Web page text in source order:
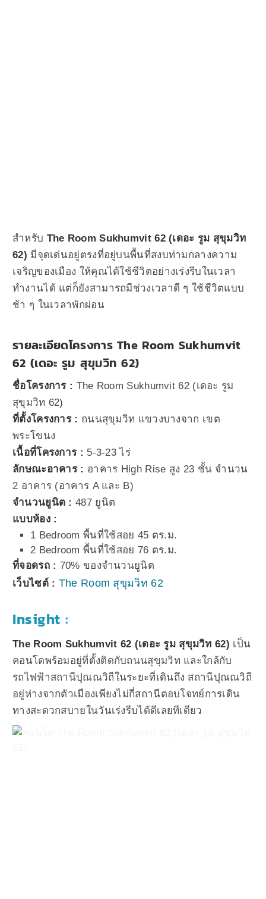
สำหรับ The Room Sukhumvit 62 (เดอะ รูม สุขุมวิท
62) มีจุดเด่นอยู่ตรงที่อยู่บนพื้นที่สงบท่ามกลางความ
เจริญของเมือง ให้คุณได้ใช้ชีวิตอย่างเร่งรีบในเวลา
ทำงานได้ แต่ก็ยังสามารถมีช่วงเวลาดี ๆ ใช้ชีวิตแบบ
ช้า ๆ ในเวลาพักผ่อน
รายละเอียดโครงการ The Room Sukhumvit
62 (เดอะ รูม สุขุมวิท 62)
ชื่อโครงการ : The Room Sukhumvit 62 (เดอะ รูม
สุขุมวิท 62)
ที่ตั้งโครงการ : ถนนสุขุมวิท แขวงบางจาก เขต
พระโขนง
เนื้อที่โครงการ : 5-3-23 ไร่
ลักษณะอาคาร : อาคาร High Rise สูง 23 ชั้น จำนวน
2 อาคาร (อาคาร A และ B)
จำนวนยูนิต : 487 ยูนิต
แบบห้อง :
1 Bedroom พื้นที่ใช้สอย 45 ตร.ม.
2 Bedroom พื้นที่ใช้สอย 76 ตร.ม.
ที่จอดรถ : 70% ของจำนวนยูนิต
เว็บไซต์ : The Room สุขุมวิท 62
Insight :
The Room Sukhumvit 62 (เดอะ รูม สุขุมวิท 62) เป็น
คอนโดพร้อมอยู่ที่ตั้งติดกับถนนสุขุมวิท และใกล้กับ
รถไฟฟ้าสถานีปุณณวิถีในระยะที่เดินถึง สถานีปุณณวิถี
อยู่ห่างจากตัวเมืองเพียงไม่กี่สถานีตอบโจทย์การเดิน
ทางสะดวกสบายในวันเร่งรีบได้ดีเลยทีเดียว